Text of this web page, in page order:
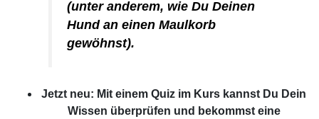
(unter anderem, wie Du Deinen
Hund an einen Maulkorb
gewöhnst).
Jetzt neu: Mit einem Quiz im Kurs kannst Du Dein
Wissen überprüfen und bekommst eine